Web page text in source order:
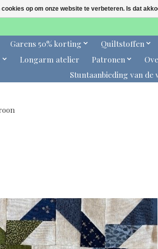
Garens 50% korting Quiltstoffen
Longarm atelier Patronen
Stuntaanbieding van de
cookies op om onze website te verbeteren. Is dat